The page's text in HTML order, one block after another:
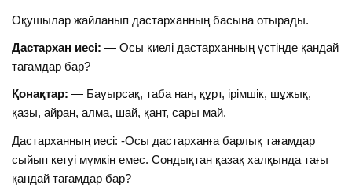
Оқушылар жайланып дастарханның басына отырады.
Дастархан иесі: — Осы киелі дастарханның үстінде қандай
тағамдар бар?
Қонақтар: — Бауырсақ, таба нан, құрт, ірімшік, шұжық,
қазы, айран, алма, шай, қант, сары май.
Дастарханның иесі: -Осы дастарханға барлық тағамдар
сыйып кетуі мүмкін емес. Сондықтан қазақ халқында тағы
қандай тағамдар бар?